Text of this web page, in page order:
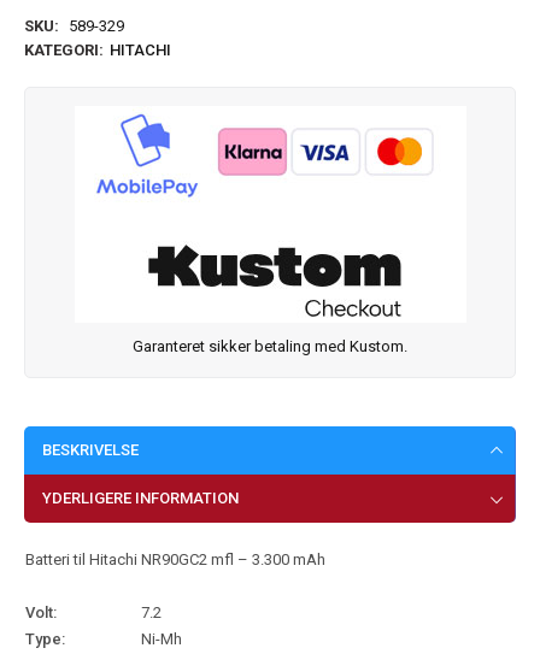
SKU:
589-329
KATEGORI: HITACHI
Garanteret sikker betaling med Kustom.
BESKRIVELSE
YDERLIGERE INFORMATION
Batteri til Hitachi NR90GC2 mfl – 3.300 mAh
Volt:
7.2
Type:
Ni-Mh